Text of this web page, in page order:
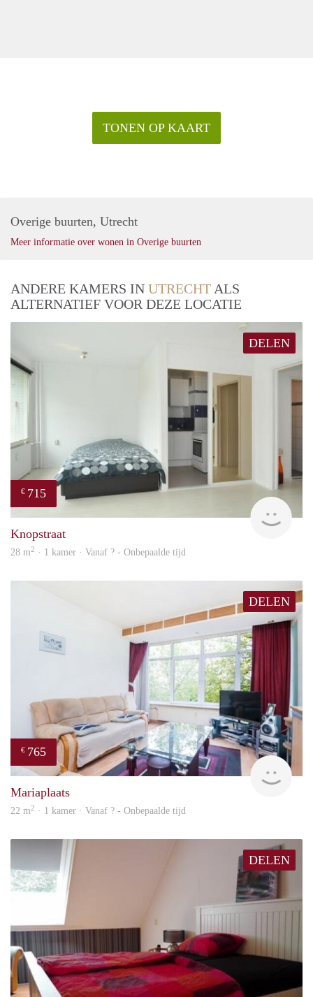
TONEN OP KAART
Overige buurten, Utrecht
Meer informatie over wonen in Overige buurten
ANDERE KAMERS IN UTRECHT ALS
ALTERNATIEF VOOR DEZE LOCATIE
DELEN
€ 715
Knopstraat
28 m2 · 1 kamer · Vanaf ? - Onbepaalde tijd
DELEN
€ 765
Mariaplaats
22 m2 · 1 kamer · Vanaf ? - Onbepaalde tijd
DELEN